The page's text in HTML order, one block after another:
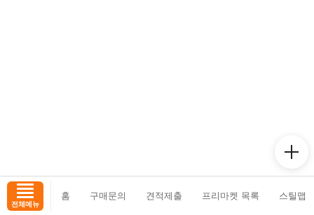
전체메뉴
홈 구매문의 견적제출 프리마켓 목록 스틸맵